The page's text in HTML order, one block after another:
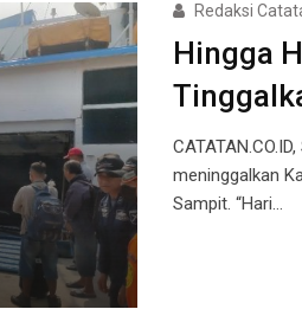
Redaksi
Hingga
meninggalkan
Sampit. “Hari…